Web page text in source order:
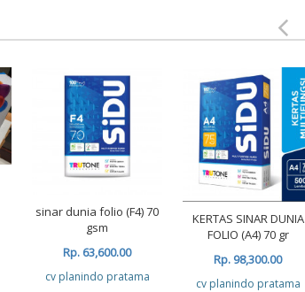
sinar dunia folio (F4) 70
gsm
Rp. 63,600.00
cv planindo pratama
KERTAS SINAR DUNIA
FOLIO (A4) 70 gr
Rp. 98,300.00
cv planindo pratama